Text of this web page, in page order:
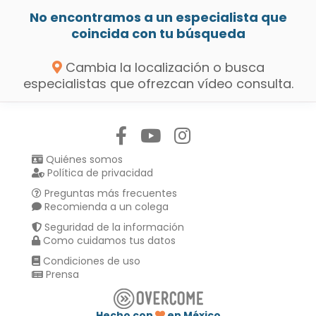
No encontramos a un especialista que
coincida con tu búsqueda
Cambia la localización o busca
especialistas que ofrezcan vídeo consulta.
Quiénes somos
Política de privacidad
Preguntas más frecuentes
Recomienda a un colega
Seguridad de la información
Como cuidamos tus datos
Condiciones de uso
Prensa